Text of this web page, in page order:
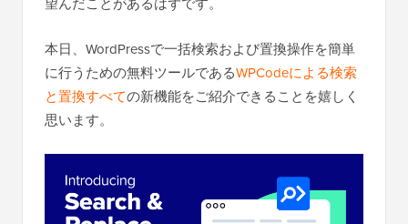
本日、WordPressで一括検索および置換操作を簡単
に行うための無料ツールであるWPCodeによる検索
と置換すべての新機能をご紹介できることを嬉しく
思います。